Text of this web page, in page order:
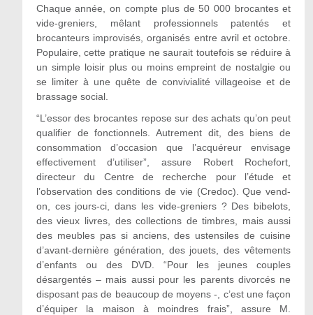
Chaque année, on compte plus de 50 000 brocantes et
vide-greniers, mêlant professionnels patentés et
brocanteurs improvisés, organisés entre avril et octobre.
Populaire, cette pratique ne saurait toutefois se réduire à
un simple loisir plus ou moins empreint de nostalgie ou
se limiter à une quête de convivialité villageoise et de
brassage social.
“L’essor des brocantes repose sur des achats qu’on peut
qualifier de fonctionnels. Autrement dit, des biens de
consommation d’occasion que l’acquéreur envisage
effectivement d’utiliser”, assure Robert Rochefort,
directeur du Centre de recherche pour l’étude et
l’observation des conditions de vie (Credoc). Que vend-
on, ces jours-ci, dans les vide-greniers ? Des bibelots,
des vieux livres, des collections de timbres, mais aussi
des meubles pas si anciens, des ustensiles de cuisine
d’avant-dernière génération, des jouets, des vêtements
d’enfants ou des DVD. “Pour les jeunes couples
désargentés – mais aussi pour les parents divorcés ne
disposant pas de beaucoup de moyens -, c’est une façon
d’équiper la maison à moindres frais”, assure M.